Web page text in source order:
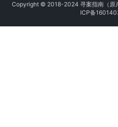
Copyright © 2018-2024 寻案指南（原
ICP备